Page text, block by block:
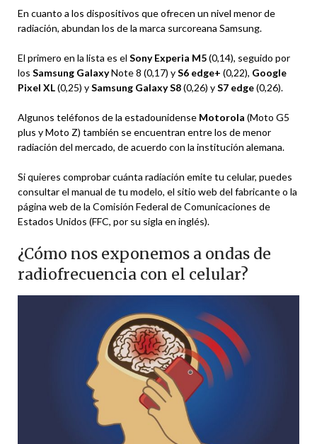
En cuanto a los dispositivos que ofrecen un nivel menor de
radiación, abundan los de la marca surcoreana Samsung.
El primero en la lista es el Sony Experia M5(0,14), seguido por
los Samsung GalaxyNote 8 (0,17) yS6 edge+ (0,22), Google
Pixel XL(0,25) ySamsung Galaxy S8(0,26) yS7 edge(0,26).
Algunos teléfonos de la estadounidense Motorola (Moto G5
plus y Moto Z) también se encuentran entre los de menor
radiación del mercado, de acuerdo con la institución alemana.
Si quieres comprobar cuánta radiación emite tu celular, puedes
consultar el manual de tu modelo, el sitio web del fabricante o la
página web de la Comisión Federal de Comunicaciones​​ de
Estados Unidos (FFC, por su sigla en inglés).
¿Cómo nos exponemos a ondas de
radiofrecuencia con el celular?